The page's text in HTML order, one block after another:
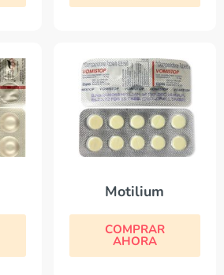
Motilium
COMPRAR
AHORA